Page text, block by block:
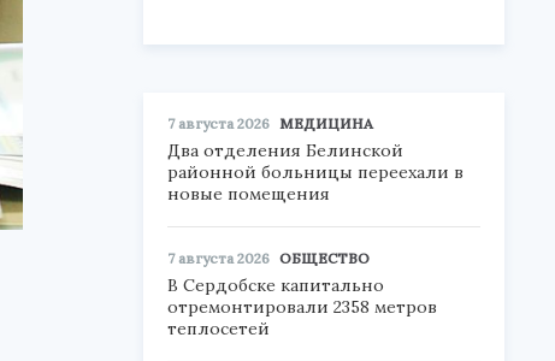
7 августа 2026 МЕДИЦИНА
Два отделения Белинской
районной больницы переехали в
новые помещения
7 августа 2026 ОБЩЕСТВО
В Сердобске капитально
отремонтировали 2358 метров
теплосетей